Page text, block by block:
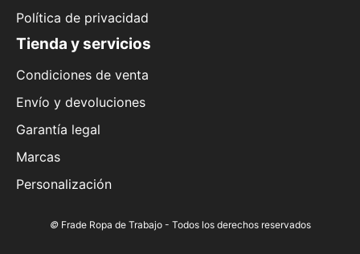
Política de privacidad
Tienda y servicios
Condiciones de venta
Envío y devoluciones
Garantía legal
Marcas
Personalización
©Frade Ropa de Trabajo - Todos los derechos reservados